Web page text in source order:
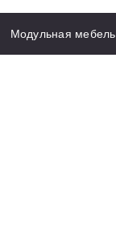
Модульная мебель